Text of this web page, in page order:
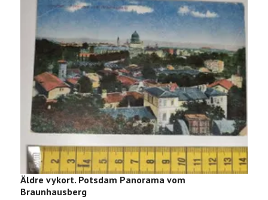
Äldre vykort. Potsdam Panorama vom
Braunhausberg